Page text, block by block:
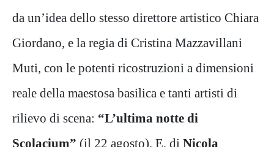
da un’idea dello stesso direttore artistico Chiara
Giordano, e la regia di Cristina Mazzavillani
Muti, con le potenti ricostruzioni a dimensioni
reale della maestosa basilica e tanti artisti di
rilievo di scena: “L’ultima notte di
Scolacium” (il 22 agosto). E, di Nicola